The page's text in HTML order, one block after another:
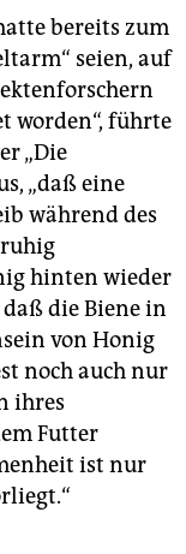
bereits zum
seien, auf
worden“, führte
„Die
„daß eine
während des
ruhig
hinten wieder
die Biene in
von Honig
noch auch nur
ihres
Futter
ist nur